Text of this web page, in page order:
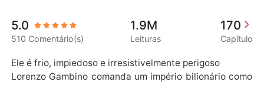
Baixar App
Bilionários
5.0
510 Comentário(s)
1.9M
Leituras
170
Capítulo
Ele é frio, impiedoso e irresistivelmente perigoso
Lorenzo Gambino comanda um império bilionário como